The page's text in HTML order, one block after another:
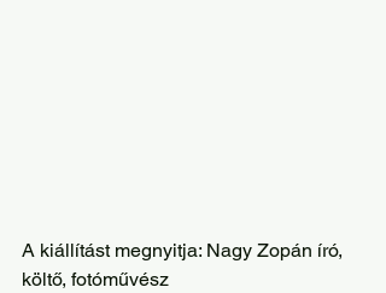
A kiállítást megnyitja: Nagy Zopán író,
költő, fotóművész